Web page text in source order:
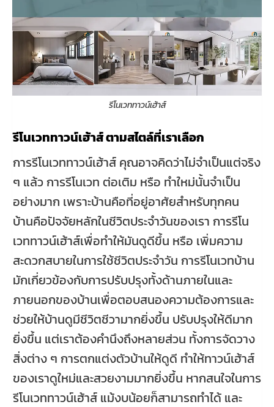
รีโนเวททาวน์เฮ้าส์
รีโนเวททาวน์เฮ้าส์ ตามสไตล์ที่เราเลือก
การรีโนเวททาวน์เฮ้าส์ คุณอาจคิดว่าไม่จำเป็นแต่จริง
ๆ แล้ว การรีโนเวท ต่อเติม หรือ ทำใหม่นั้นจำเป็น
อย่างมาก เพราะบ้านคือที่อยู่อาศัยสำหรับทุกคน
บ้านคือปัจจัยหลักในชีวิตประจำวันของเรา การรีโน
เวททาวน์เฮ้าส์เพื่อทำให้มันดูดีขึ้น หรือ เพิ่มความ
สะดวกสบายในการใช้ชีวิตประจำวัน การรีโนเวทบ้าน
มักเกี่ยวข้องกับการปรับปรุงทั้งด้านภายในและ
ภายนอกของบ้านเพื่อตอบสนองความต้องการและ
ช่วยให้บ้านดูมีชีวิตชีวามากยิ่งขึ้น ปรับปรุงให้ดีมาก
ยิ่งขึ้น แต่เราต้องคำนึงถึงหลายส่วน ทั้งการจัดวาง
สิ่งต่าง ๆ การตกแต่งตัวบ้านให้ดูดี ทำให้ทาวน์เฮ้าส์
ของเราดูใหม่และสวยงามมากยิ่งขึ้น หากสนใจในการ
รีโนเวททาวน์เฮ้าส์ แม้งบน้อยก็สามารถทำได้ และ